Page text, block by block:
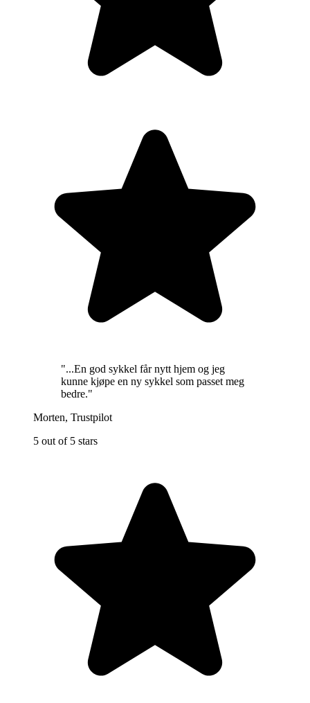
"...En god sykkel får nytt hjem og jeg
kunne kjøpe en ny sykkel som passet meg
bedre."
Morten, Trustpilot
5 out of 5 stars